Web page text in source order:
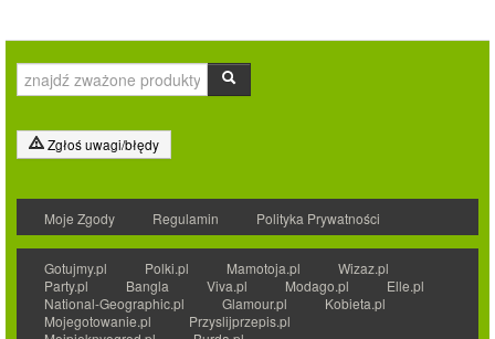
Zgłoś uwagi/błędy
Moje Zgody Regulamin Polityka Prywatności
Gotujmy.pl Polki.pl Mamotoja.pl
Wizaz.pl
Party.pl
Bangla Viva.pl Modago.pl
Elle.pl
National-Geographic.pl
Glamour.pl
Kobieta.pl
Mojegotowanie.pl
Przyslijprzepis.pl